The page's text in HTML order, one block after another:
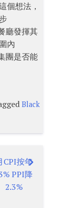
個想法，
廳發揮其
內
團是否能
Black
CPI按年
PPI降
2.3%